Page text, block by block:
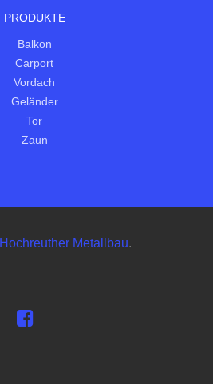
PRODUKTE
Balkon
Carport
Vordach
Geländer
Tor
Zaun
Hochreuther Metallbau.